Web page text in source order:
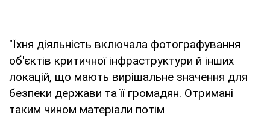
"Їхня діяльність включала фотографування
об'єктів критичної інфраструктури й інших
локацій, що мають вирішальне значення для
безпеки держави та її громадян. Отримані
таким чином матеріали потім